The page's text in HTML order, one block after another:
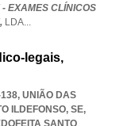
EXAMES CLÍNICOS
LDA...
legais,
UNIÃO DAS
ILDEFONSO, SE,
SANTO